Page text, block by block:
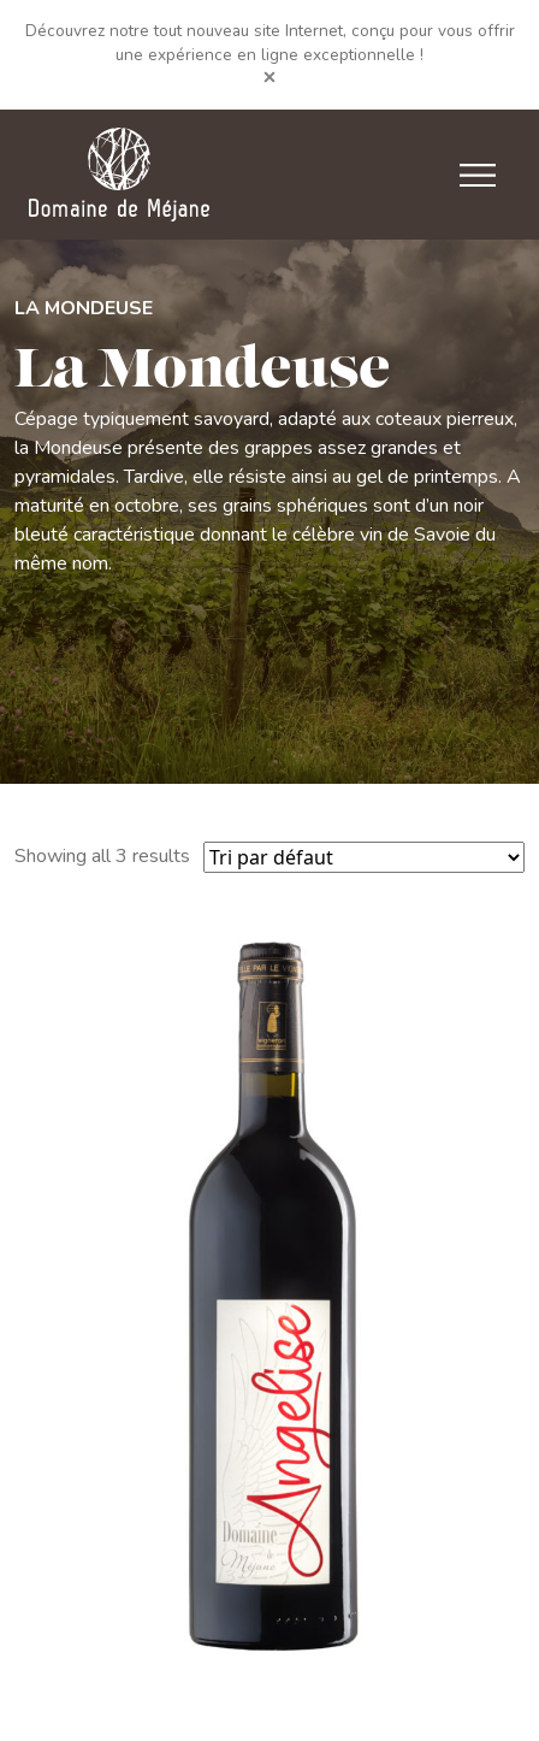
Découvrez notre tout nouveau site Internet, conçu pour vous offrir
une expérience en ligne exceptionnelle !
LA MONDEUSE
La Mondeuse
Cépage typiquement savoyard, adapté aux coteaux pierreux,
la Mondeuse présente des grappes assez grandes et
pyramidales. Tardive, elle résiste ainsi au gel de printemps. A
maturité en octobre, ses grains sphériques sont d’un noir
bleuté caractéristique donnant le célèbre vin de Savoie du
même nom.
Showing all 3 results